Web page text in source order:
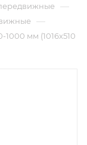
—
—
мм (1016х510